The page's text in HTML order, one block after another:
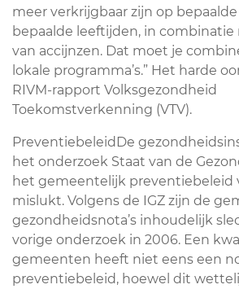
meer verkrijgbaar zijn op
bepaalde leeftijden, in
van accijnzen. Dat moet je
lokale programma’s.” Het harde
RIVM-rapport Volksgezondheid
Toekomstverkenning (VTV).
PreventiebeleidDe
het onderzoek Staat van de
het gemeentelijk preventiebeleid
mislukt. Volgens de IGZ zijn de
gezondheidsnota’s inhoudelijk
vorige onderzoek in 2006. Een
gemeenten heeft niet eens een
preventiebeleid, hoewel dit